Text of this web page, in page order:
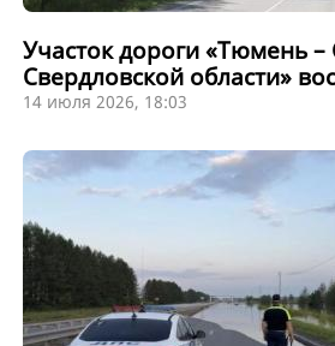
Участок дороги «Тюмень –
Свердловской области»
14 июля 2026, 18:03